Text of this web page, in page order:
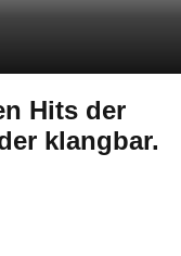
Hits der
klangbar.